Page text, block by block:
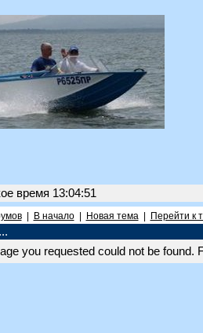
время 13:04:51
| В начало| Новая тема| Перейти к
you requested could not be found.